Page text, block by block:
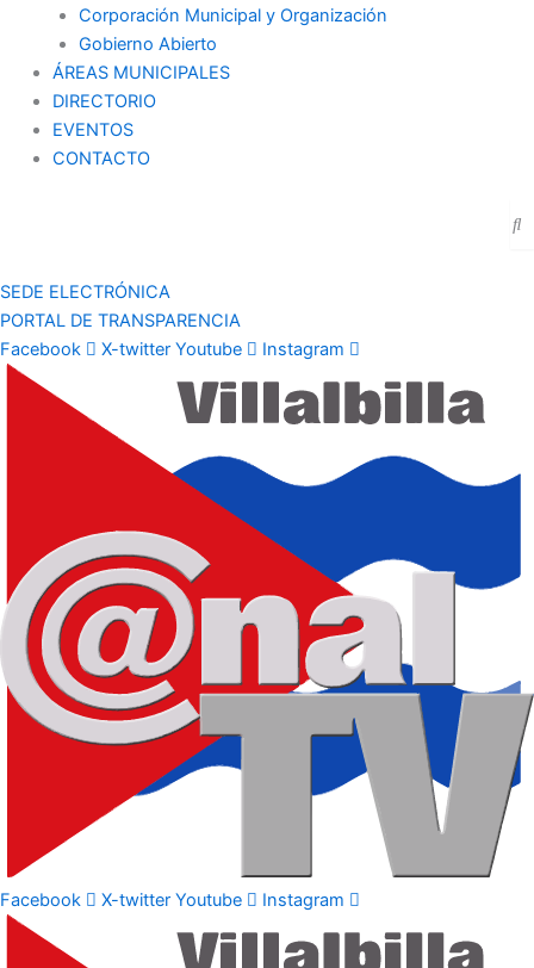
Corporación Municipal y Organización
Gobierno Abierto
ÁREAS MUNICIPALES
DIRECTORIO
EVENTOS
CONTACTO
SEDE ELECTRÓNICA
PORTAL DE TRANSPARENCIA
Facebook
X-twitter Youtube Instagram
Facebook X-twitter Youtube Instagram